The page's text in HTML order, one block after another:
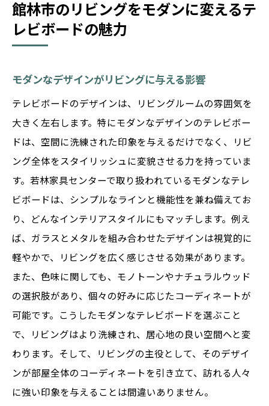
イン
モダンと機能性を兼ね備えたデザインの秘
訣
若林家具センターで見つけるスタイリッシュな
テレビボード
若林家具センターのテレビボードの特徴
デザインと機能性を両立させる選び方
スタイリッシュなテレビボードの具体例
若林家具センターの人気商品とその魅力
館林市で見つける特別なスタイル
ガラスとメタルが織りなす現代的なテレビボー
ドデザイン
ガラスとメタルの特徴とその魅力
現代的デザインがもたらす新しい空間
テレビボードにおける素材選びのポイント
館林市のリビングをモダンに変えるテ
レビボードの魅力
モダンなデザインがリビングに与える影響
テレビボードのデザインは、リビングルームの雰囲気を
大きく左右します。特にモダンなデザインのテレビボー
ドは、空間に洗練された印象を与えるだけでなく、リビ
ング全体をスタイリッシュに変貌させる力を持っていま
す。若林家具センターで取り扱われているモダンなテレ
ビボードは、シンプルなラインと機能性を兼ね備えてお
り、どんなインテリアスタイルにもマッチします。例え
ば、ガラスとメタルを組み合わせたデザインは視覚的に
軽やかで、リビングを広く感じさせる効果があります。
また、色味に関しても、モノトーンやナチュラルウッド
の選択肢があり、個々の好みに応じたコーディネートが
可能です。こうしたモダンなテレビボードを選ぶこと
で、リビングはより洗練され、居心地の良い空間へと変
わります。そして、リビングの主役として、そのデザイ
ンが部屋全体のコーディネートを引き立て、訪れる人々
に強い印象を与えることは間違いありません。